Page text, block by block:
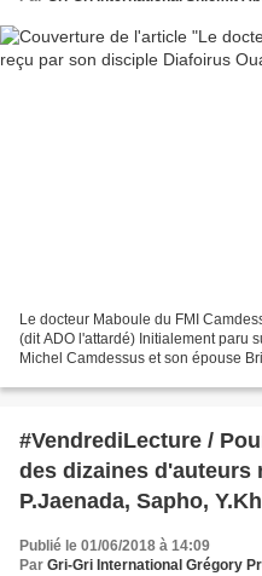
Le docteur Maboule du FMI
(dit ADO l'attardé) Initialement paru
Michel Camdessus et son épouse
#VendrediLecture /
des dizaines d'auteurs
P.Jaenada, Sapho,
Publié le 01/06/2018 à 14:09
Par Gri-Gri International Grégory